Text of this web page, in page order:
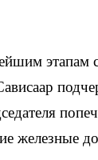
этапам
железные